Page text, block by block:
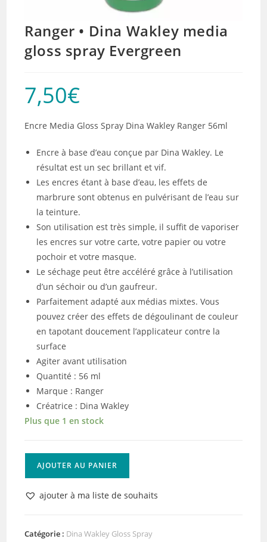
Ranger • Dina Wakley media
gloss spray Evergreen
7,50€
Encre Media Gloss Spray Dina Wakley Ranger 56ml
Encre à base d’eau conçue par Dina Wakley. Le
résultat est un sec brillant et vif.
Les encres étant à base d’eau, les effets de
marbrure sont obtenus en pulvérisant de l’eau sur
la teinture.
Son utilisation est très simple, il suffit de vaporiser
les encres sur votre carte, votre papier ou votre
pochoir et votre masque.
Le séchage peut être accéléré grâce à l’utilisation
d’un séchoir ou d’un gaufreur.
Parfaitement adapté aux médias mixtes. Vous
pouvez créer des effets de dégoulinant de couleur
en tapotant doucement l’applicateur contre la
surface
Agiter avant utilisation
Quantité : 56 ml
Marque : Ranger
Créatrice : Dina Wakley
Plus que 1 en stock
Ranger
Wakley
AJOUTER AU PANIER
ajouter à ma liste de souhaits
Catégorie : Dina Wakley Gloss Spray